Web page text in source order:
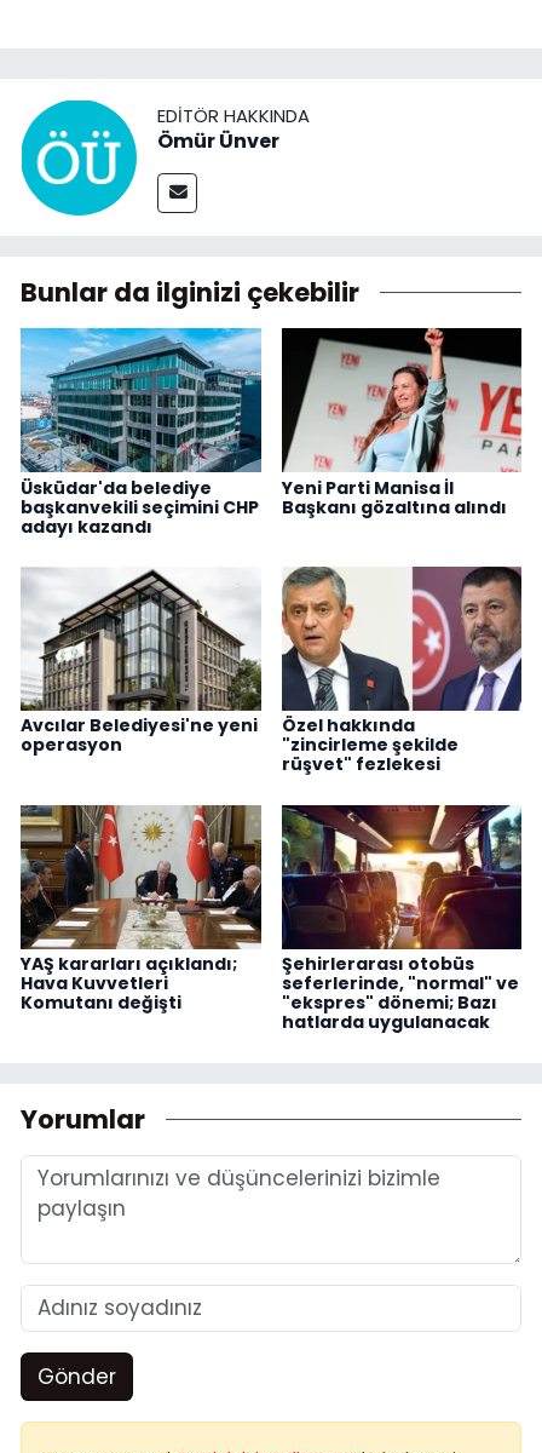
EDITÖR HAKKINDA
Ömür Ünver
Bunlar da ilginizi çekebilir
Üsküdar'da belediye
başkanvekili seçimini CHP
adayı kazandı
Yeni Parti Manisa İl
Başkanı gözaltına alındı
Avcılar Belediyesi'ne yeni
operasyon
Özel hakkında
"zincirleme şekilde
rüşvet" fezlekesi
YAŞ kararları açıklandı;
Hava Kuvvetleri
Komutanı değişti
Şehirlerarası otobüs
seferlerinde, "normal" ve
"ekspres" dönemi; Bazı
hatlarda uygulanacak
Yorumlar
Gönder